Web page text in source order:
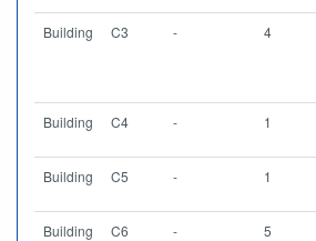
Building C3 - 4
Building C4 - 1
Building C5 - 1
Building C6 - 5